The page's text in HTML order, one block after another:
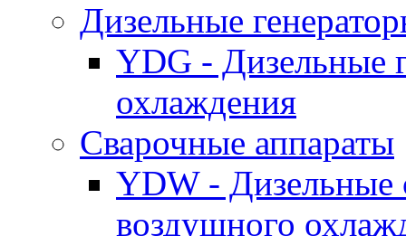
Дизельные
YDG - Дизельные
охлаждения
Cварочные аппараты
YDW - Дизельные
воздушного